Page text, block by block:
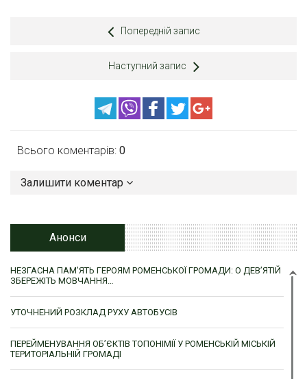
Попередній запис
Наступний запис
Всього коментарів: 0
Залишити коментар
Анонси
НЕЗГАСНА ПАМ’ЯТЬ ГЕРОЯМ РОМЕНСЬКОЇ ГРОМАДИ: О ДЕВ’ЯТІЙ
ЗБЕРЕЖІТЬ МОВЧАННЯ…
УТОЧНЕНИЙ РОЗКЛАД РУХУ АВТОБУСІВ
ПЕРЕЙМЕНУВАННЯ ОБ’ЄКТІВ ТОПОНІМІЇ У РОМЕНСЬКІЙ МІСЬКІЙ
ТЕРИТОРІАЛЬНІЙ ГРОМАДІ